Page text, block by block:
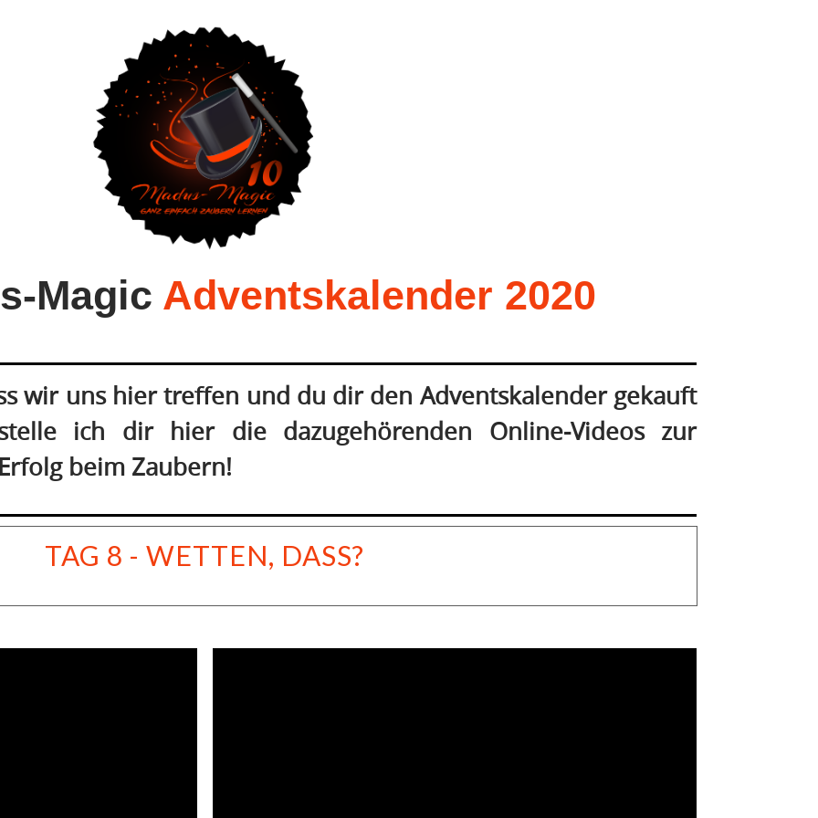
Magic Adventskalender 2020
wir uns hier treffen und du dir den Adventskalender gekauft
ich dir hier die dazugehörenden Online-Videos zur
beim Zaubern!
TAG 8 - WETTEN, DASS?